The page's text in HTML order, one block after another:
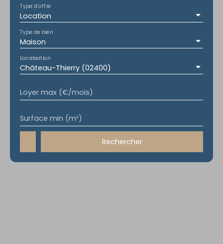
Location
Type d'offre
Maison
Type de bien
Château-Thierry (02400)
Localisation
Loyer max (€/mois)
Surface min (m²)
Rechercher